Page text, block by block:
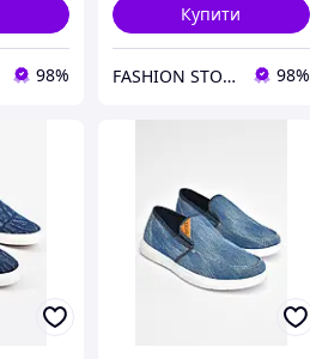
98%
Купити
FASHION STORE 98%